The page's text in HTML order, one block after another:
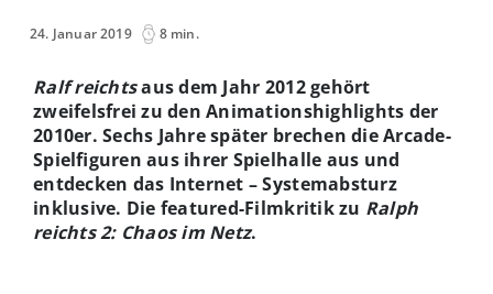
24. Januar 2019 8 min.
Ralf reichtsaus dem Jahr 2012 gehört
zweifelsfrei zu den Animationshighlights der
2010er. Sechs Jahre später brechen die Arcade-
Spielfiguren aus ihrer Spielhalle aus und
entdecken das Internet – Systemabsturz
inklusive. Die featured-Filmkritik zu Ralph
reichts 2: Chaos im Netz.